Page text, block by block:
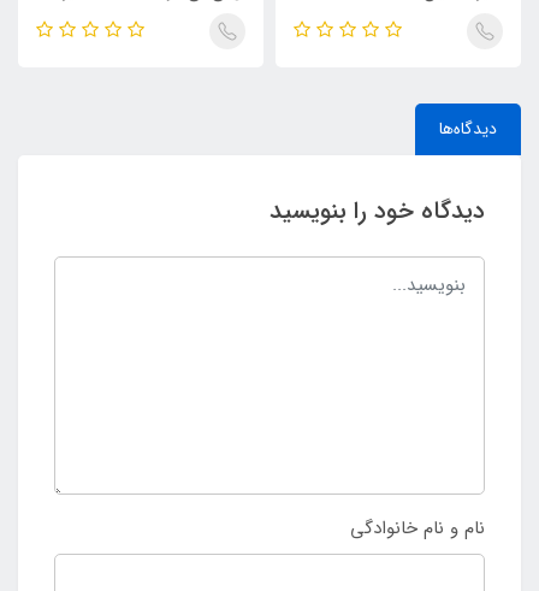
اینچ
دیدگاه‌ها
دیدگاه خود را بنویسید
نام و نام خانوادگی